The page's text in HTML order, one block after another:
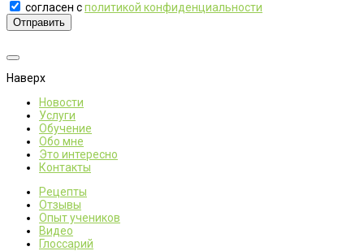
согласен сполитикой конфиденциальности
Отправить
Наверх
Новости
Услуги
Обучение
Обо мне
Это интересно
Контакты
Рецепты
Отзывы
Опыт учеников
Видео
Глоссарий